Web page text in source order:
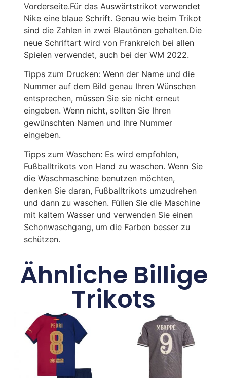
Vorderseite.Für das Auswärtstrikot verwendet
Nike eine blaue Schrift. Genau wie beim Trikot
sind die Zahlen in zwei Blautönen gehalten.Die
neue Schriftart wird von Frankreich bei allen
Spielen verwendet, auch bei der WM 2022.
Tipps zum Drucken: Wenn der Name und die
Nummer auf dem Bild genau Ihren Wünschen
entsprechen, müssen Sie sie nicht erneut
eingeben. Wenn nicht, sollten Sie Ihren
gewünschten Namen und Ihre Nummer
eingeben.
Tipps zum Waschen: Es wird empfohlen,
Fußballtrikots von Hand zu waschen. Wenn Sie
die Waschmaschine benutzen möchten,
denken Sie daran, Fußballtrikots umzudrehen
und dann zu waschen. Füllen Sie die Maschine
mit kaltem Wasser und verwenden Sie einen
Schonwaschgang, um die Farben besser zu
schützen.
Ähnliche Billige
Trikots